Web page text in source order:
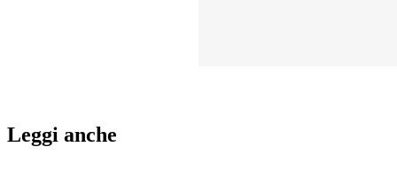
Leggi anche